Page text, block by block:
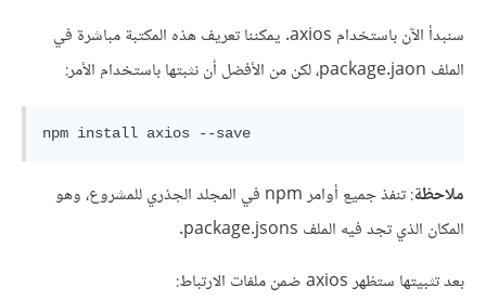
سنبدأ الآن باستخدام axios. يمكننا تعريف هذه المكتبة مباشرة في
الملف package.jaon، لكن من الأفضل أن نثبتها باستخدام الأمر:
ملاحظة
: تنفذ جميع أوامر npm في المجلد الجذري للمشروع، وهو
المكان الذي تجد فيه الملف package.jsons.
بعد تثبيتها ستظهر axios ضمن ملفات الارتباط: